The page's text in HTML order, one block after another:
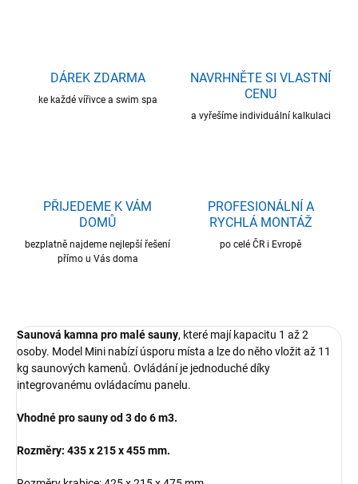
DÁREK ZDARMA
ke každé vířivce a swim spa
NAVRHNĚTE SI VLASTNÍ
CENU
a vyřešíme individuální kalkulaci
PŘIJEDEME K VÁM
DOMŮ
bezplatně najdeme nejlepší řešení
přímo u Vás doma
PROFESIONÁLNÍ A
RYCHLÁ MONTÁŽ
po celé ČR i Evropě
Saunová kamna pro malé sauny, které mají kapacitu 1 až 2
osoby. Model Mini nabízí úsporu místa a lze do něho vložit až 11
kg saunových kamenů. Ovládání je jednoduché díky
integrovanému ovládacímu panelu.
Vhodné pro sauny od 3 do 6 m3.
Rozměry: 435 x 215 x 455 mm.